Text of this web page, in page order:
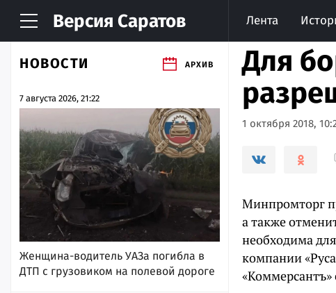
Версия Саратов Лента
НОВОСТИ АРХИВ
7 августа 2026, 21:22
Женщина-водитель УАЗа погибла в
ДТП с грузовиком на полевой дороге
Для
1 октября 2018,
Минпромторг
а также
необходима
компании
«Коммерсантъ»